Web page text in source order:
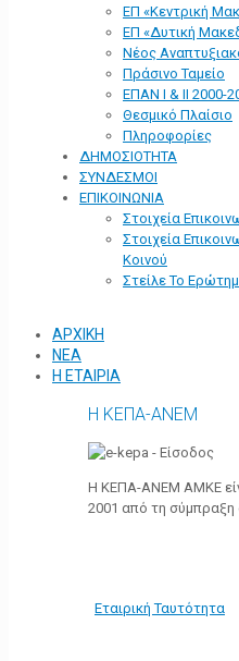
ΕΠ «Kεντρική
ΕΠ «Δυτική
Νέος
Πράσινο Ταμείο
ΕΠΑΝ Ι & ΙΙ 2000-
Θεσμικό Πλαίσιο
Πληροφορίες
ΔΗΜΟΣΙΟΤΗΤΑ
ΣΥΝΔΕΣΜΟΙ
ΕΠΙΚΟΙΝΩΝΙΑ
Στοιχεία
Στοιχεία
Κοινού
Στείλε Το
ΑΡΧΙΚΗ
ΝΕΑ
Η ΕΤΑΙΡΙΑ
Η ΚΕΠΑ-ΑΝΕΜ
Η ΚΕΠΑ-ΑΝΕΜ ΑΜΚΕ
2001 από τη
Εταιρική Ταυτότητα